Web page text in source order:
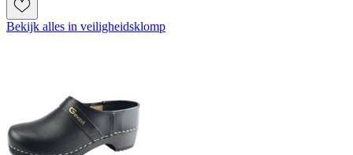
Bekijk alles in veiligheidsklomp